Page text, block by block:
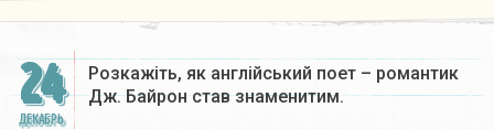
24
ДЕКАБРЬ
Розкажіть, як англійський поет – романтик
Дж. Байрон став знаменитим.​